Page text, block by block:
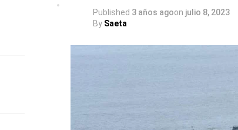
Published 3 años agoon julio 8, 2023
By Saeta